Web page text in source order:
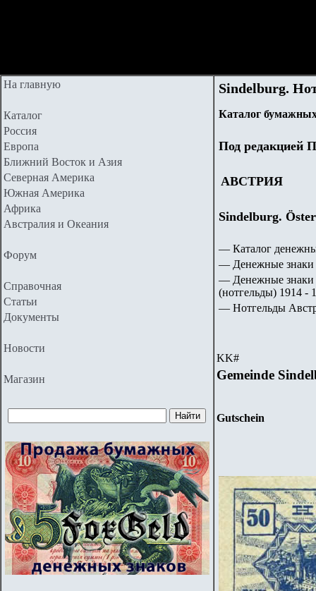
На главную
Каталог
Россия
Европа
Ближний Восток и Азия
Северная Америка
Южная Америка
Африка
Австралия и Океания
Форум
Справочная
Статьи
Документы
Новости
Магазин
Sindelburg.
Каталог
Под редакцией
АВСТРИЯ
Sindelburg.
— Каталог
— Денежные знаки
— Денежные знаки
(нотгельды) 1914 -
— Нотгельды
KK#
Gemeinde
Gutschein